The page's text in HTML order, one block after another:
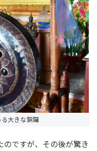
大きな銅鑼
のですが、その後が驚き